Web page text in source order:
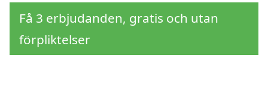
Få 3 erbjudanden, gratis och utan
förpliktelser